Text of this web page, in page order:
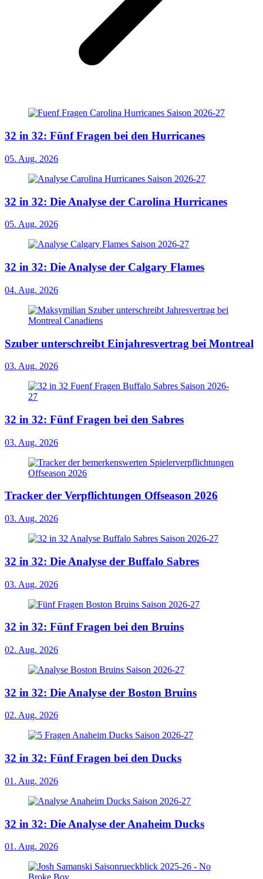
32 in 32: Fünf Fragen bei den Hurricanes
05. Aug. 2026
32 in 32: Die Analyse der Carolina Hurricanes
05. Aug. 2026
32 in 32: Die Analyse der Calgary Flames
04. Aug. 2026
Szuber unterschreibt Einjahresvertrag bei Montreal
03. Aug. 2026
32 in 32: Fünf Fragen bei den Sabres
03. Aug. 2026
Tracker der Verpflichtungen Offseason 2026
03. Aug. 2026
32 in 32: Die Analyse der Buffalo Sabres
03. Aug. 2026
32 in 32: Fünf Fragen bei den Bruins
02. Aug. 2026
32 in 32: Die Analyse der Boston Bruins
02. Aug. 2026
32 in 32: Fünf Fragen bei den Ducks
01. Aug. 2026
32 in 32: Die Analyse der Anaheim Ducks
01. Aug. 2026